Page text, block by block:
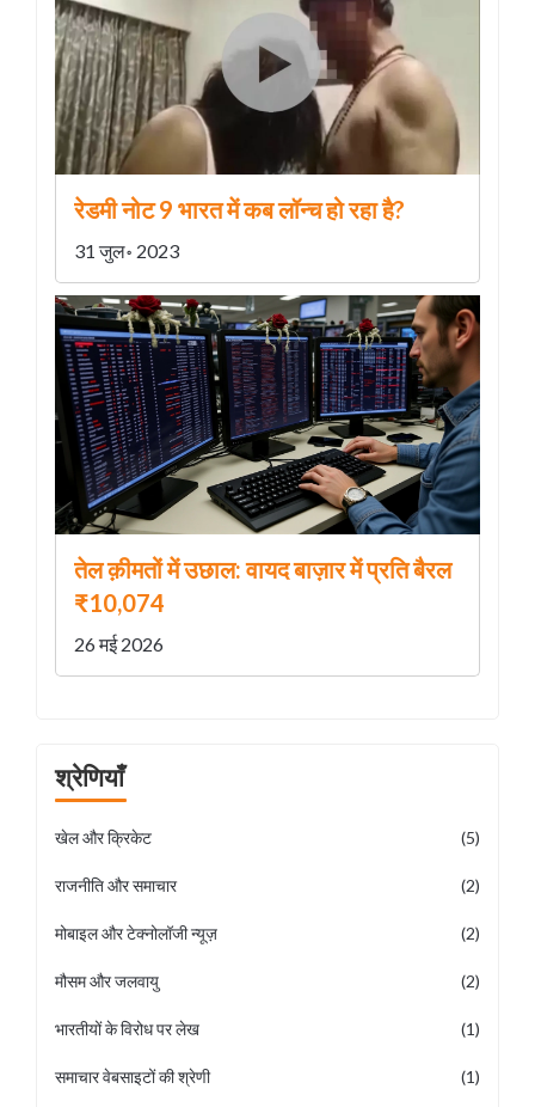
रेडमी नोट 9 भारत में कब लॉन्च हो रहा है?
31 जुल॰ 2023
तेल क़ीमतों में उछाल: वायद बाज़ार में प्रति बैरल
₹10,074
26 मई 2026
श्रेणियाँ
खेल और क्रिकेट (5)
राजनीति और समाचार (2)
मोबाइल और टेक्नोलॉजी न्यूज़ (2)
मौसम और जलवायु (2)
भारतीयों के विरोध पर लेख (1)
समाचार वेबसाइटों की श्रेणी (1)